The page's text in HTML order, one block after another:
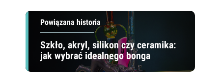
Powiązana historia
Szkło, akryl, silikon czy ceramika:
jak wybrać idealnego bonga